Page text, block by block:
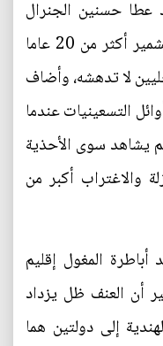
عطا حسنين الجنرال
المتقاعد الذي خدم في الجيش بكشمير أكثر من 20 عاما
لا تدهشه، وأضاف
التسعينيات عندما
يشاهد سوى الأحذية
والاغتراب أكبر من
المغول إقليم
أن العنف ظل يزداد
إلى دولتين هما